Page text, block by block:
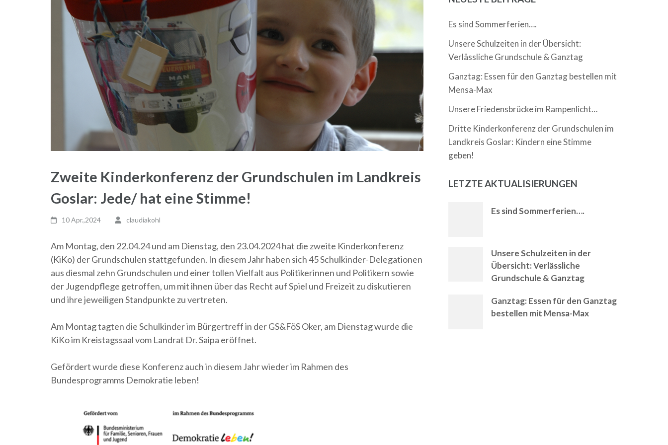
Zweite Kinderkonferenz der Grundschulen im Landkreis
Goslar: Jede/ hat eine Stimme!
10 Apr.,2024 claudiakohl
Am Montag, den 22.04.24 und am Dienstag, den 23.04.2024 hat die zweite Kinderkonferenz
(KiKo) der Grundschulen stattgefunden. In diesem Jahr haben sich 45 Schulkinder-Delegationen
aus diesmal zehn Grundschulen und einer tollen Vielfalt aus Politikerinnen und Politikern sowie
der Jugendpflege getroffen, um mit ihnen über das Recht auf Spiel und Freizeit zu diskutieren
und ihre jeweiligen Standpunkte zu vertreten.
Am Montag tagten die Schulkinder im Bürgertreff in der GS&FöS Oker, am Dienstag wurde die
KiKo im Kreistagssaal vom Landrat Dr. Saipa eröffnet.
Gefördert wurde diese Konferenz auch in diesem Jahr wieder im Rahmen des
Bundesprogramms Demokratie leben!
Es sind Sommerferien….
Unsere Schulzeiten in der Übersicht:
Verlässliche Grundschule & Ganztag
Ganztag: Essen für den Ganztag bestellen mit
Mensa-Max
Unsere Friedensbrücke im Rampenlicht…
Dritte Kinderkonferenz der Grundschulen im
Landkreis Goslar: Kindern eine Stimme
geben!
LETZTE AKTUALISIERUNGEN
Es sind Sommerferien….
Unsere Schulzeiten in der
Übersicht: Verlässliche
Grundschule & Ganztag
Ganztag: Essen für den Ganztag
bestellen mit Mensa-Max